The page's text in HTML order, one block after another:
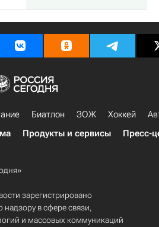
Биатлон ЗОЖ Хоккей
Продукты и сервисы Пресс-
зарегистрировано
в сфере связи,
и массовых коммуникаций